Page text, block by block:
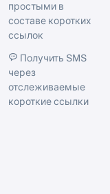
простыми в
составе коротких
ссылок
Получить SMS
через
отслеживаемые
короткие ссылки